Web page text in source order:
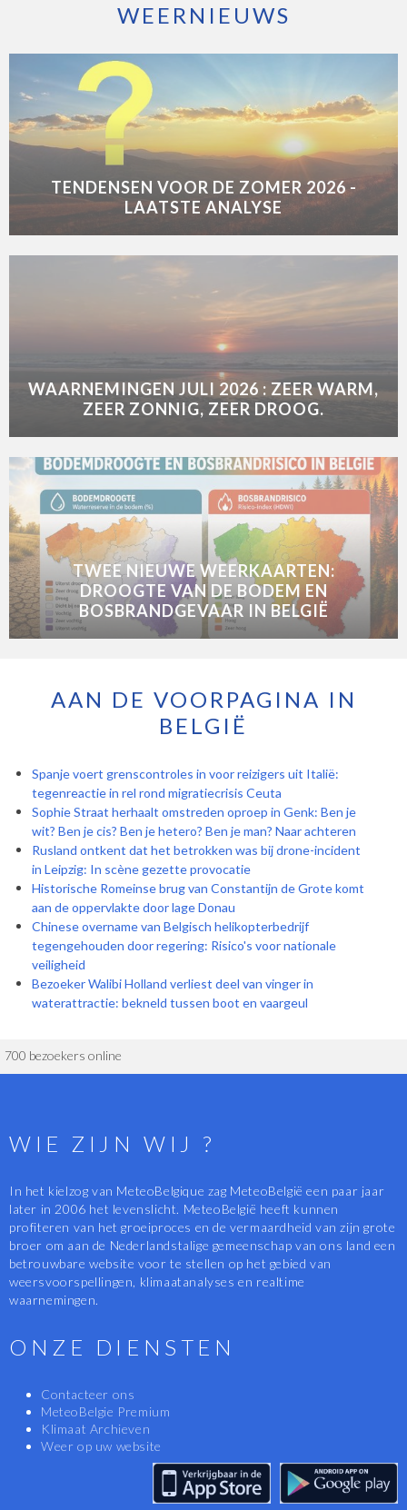
WEERNIEUWS
TENDENSEN VOOR DE ZOMER 2026 -
LAATSTE ANALYSE
WAARNEMINGEN JULI 2026 : ZEER WARM,
ZEER ZONNIG, ZEER DROOG.
TWEE NIEUWE WEERKAARTEN:
DROOGTE VAN DE BODEM EN
BOSBRANDGEVAAR IN BELGIË
AAN DE VOORPAGINA IN
BELGIË
Spanje voert grenscontroles in voor reizigers uit Italië:
tegenreactie in rel rond migratiecrisis Ceuta
Sophie Straat herhaalt omstreden oproep in Genk: Ben je
wit? Ben je cis? Ben je hetero? Ben je man? Naar achteren
Rusland ontkent dat het betrokken was bij drone-incident
in Leipzig: In scène gezette provocatie
Historische Romeinse brug van Constantijn de Grote komt
aan de oppervlakte door lage Donau
Chinese overname van Belgisch helikopterbedrijf
tegengehouden door regering: Risico's voor nationale
veiligheid
Bezoeker Walibi Holland verliest deel van vinger in
waterattractie: bekneld tussen boot en vaargeul
700 bezoekers online
WIE ZIJN WIJ ?
In het kielzog van MeteoBelgique zag MeteoBelgië een paar jaar
later in 2006 het levenslicht. MeteoBelgië heeft kunnen
profiteren van het groeiproces en de vermaardheid van zijn grote
broer om aan de Nederlandstalige gemeenschap van ons land een
betrouwbare website voor te stellen op het gebied van
weersvoorspellingen, klimaatanalyses en realtime
waarnemingen.
ONZE DIENSTEN
Contacteer ons
MeteoBelgie Premium
Klimaat Archieven
Weer op uw website